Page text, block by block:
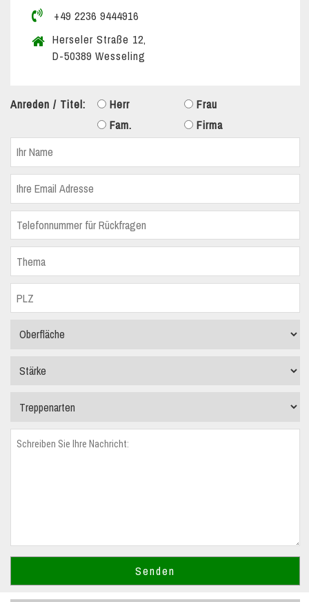
+49 2236 9444916
Herseler Straße 12,
D-50389 Wesseling
Anreden / Titel: Herr
Frau
Fam.
Firma